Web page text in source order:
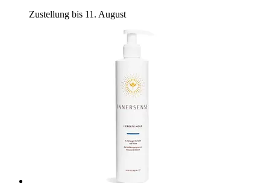
Zustellung bis 11. August